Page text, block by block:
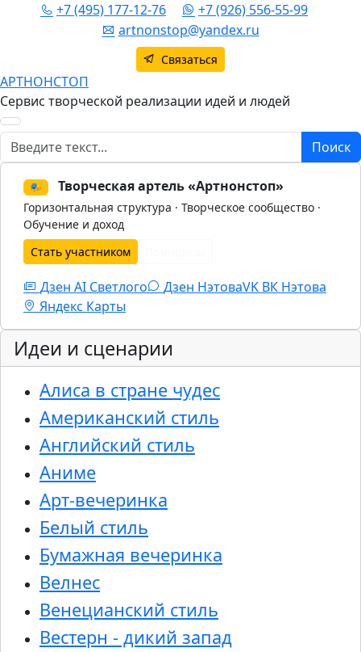
+7 (495) 177-12-76
+7 (926) 556-55-99
artnonstop@yandex.ru
Связаться
АРТНОНСТОП
Сервис творческой реализации идей и людей
Поиск Поиск
🎭 Творческая артель «Артнонстоп»
Горизонтальная структура · Творческое сообщество ·
Обучение и доход
Стать участником
Дзен AI Светлого Дзен НэтоваVK ВК Нэтова
Яндекс Карты
Идеи и сценарии
Алиса в стране чудес
Американский стиль
Английский стиль
Аниме
Арт-вечеринка
Белый стиль
Бумажная вечеринка
Велнес
Венецианский стиль
Вестерн - дикий запад